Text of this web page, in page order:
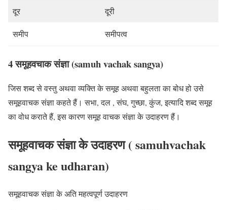
दूर दूरी
समीप समीपत्व
4 समूहवचाक संज्ञा (samuh vachak sangya)
जिस शब्द से वस्तु अथवा व्यक्ति केसमूह अथवा बहुलता का बोधहो उसे
समूहवाचक संज्ञा कहते हैं।सभा, दल , संघ, गुच्छा, कुंज, इत्यादि शब्द समूह
का वोध कराते हैं, इस कारण समूह वाचक संज्ञा के उदाहरण हैं।
समूहवाचक संज्ञा के उदाहरण ( samuhvachak
sangya ke udharan)
समूहवाचक संज्ञा के अति महत्वपूर्ण उदाहरण